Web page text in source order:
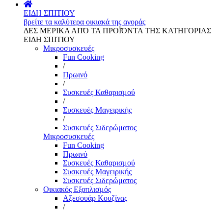
ΕΙΔΗ ΣΠΙΤΙΟΥ
βρείτε τα καλύτερα οικιακά της αγοράς
ΔΕΣ ΜΕΡΙΚΑ ΑΠΌ ΤΑ ΠΡΟΪΌΝΤΑ ΤΗΣ ΚΑΤΗΓΟΡΙΑΣ
ΕΙΔΗ ΣΠΙΤΙΟΥ
Μικροσυσκευές
Fun Cooking
/
Πρωινό
/
Συσκευές Καθαρισμού
/
Συσκευές Μαγειρικής
/
Συσκευές Σιδερώματος
Μικροσυσκευές
Fun Cooking
Πρωινό
Συσκευές Καθαρισμού
Συσκευές Μαγειρικής
Συσκευές Σιδερώματος
Οικιακός Εξοπλισμός
Αξεσουάρ Κουζίνας
/